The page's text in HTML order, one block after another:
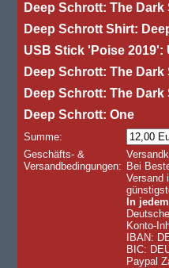
Deep Schrott: The
Deep Schrott Shirt:
USB Stick 'Poise 2019':
Deep Schrott: The
Deep Schrott: The
Deep Schrott: One
Summe:
Geschäfts- &
Versandbedingungen: Bei
Versand
In
Konto-
IBAN:
BIC:
Paypal